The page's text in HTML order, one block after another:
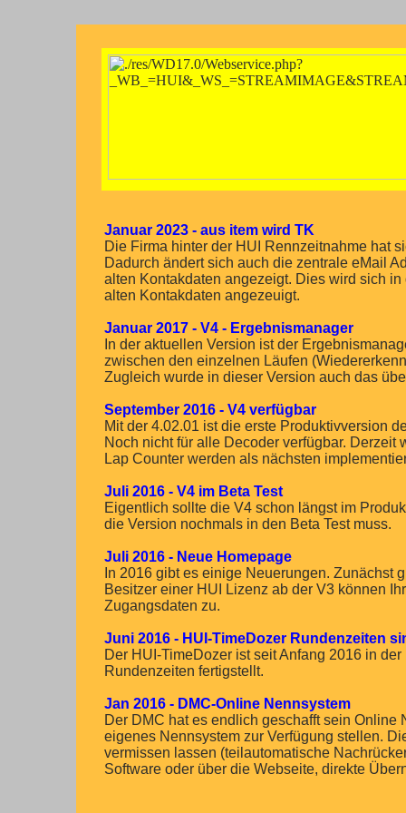
Januar 2023 - aus item wird TK
Die Firma hinter der HUI Rennzeitnahme hat
Dadurch ändert sich auch die zentrale eMail
alten Kontakdaten angezeigt. Dies wird sich
alten Kontakdaten angezeuigt.
Januar 2017 - V4 - Ergebnismanager
In der aktuellen Version ist der
zwischen den einzelnen Läufen
Zugleich wurde in dieser Version auch das
September 2016 - V4 verfügbar
Mit der 4.02.01 ist die erste Produktivversion
Noch nicht für alle Decoder verfügbar.
Lap Counter werden als nächsten
Juli 2016 - V4 im Beta Test
Eigentlich sollte die V4 schon längst im
die Version nochmals in den Beta Test muss.
Juli 2016 - Neue Homepage
In 2016 gibt es einige Neuerungen. Zunächst
Besitzer einer HUI Lizenz ab der V3 können
Zugangsdaten zu.
Juni 2016 - HUI-TimeDozer Rundenzeiten
Der HUI-TimeDozer ist seit Anfang 2016 in
Rundenzeiten fertigstellt.
Jan 2016 - DMC-Online Nennsystem
Der DMC hat es endlich geschafft sein
eigenes Nennsystem zur Verfügung stellen.
vermissen lassen (teilautomatische
Software oder über die Webseite, direkte